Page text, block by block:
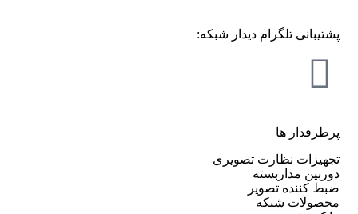
پشتیبانی تلگرام دیدار شبکه:
پرطرفدار ها
تجهیزات نظارت تصویری
دوربین مداربسته
ضبط کننده تصویر
محصولات شبکه